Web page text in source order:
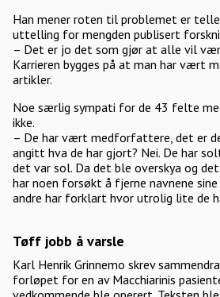
Han mener roten til problemet er
uttelling for mengden publisert
– Det er jo det som gjør at alle vil
Karrieren bygges på at man har vært
artikler.
Noe særlig sympati for de 43 felte
ikke.
– De har vært medforfattere, det er
angitt hva de har gjort? Nei. De har
det var sol. Da det ble overskya og
har noen forsøkt å fjerne navnene
andre har forklart hvor utrolig lite de
Tøff jobb å varsle
Karl Henrik Grinnemo skrev
forløpet for en av Macchiarinis